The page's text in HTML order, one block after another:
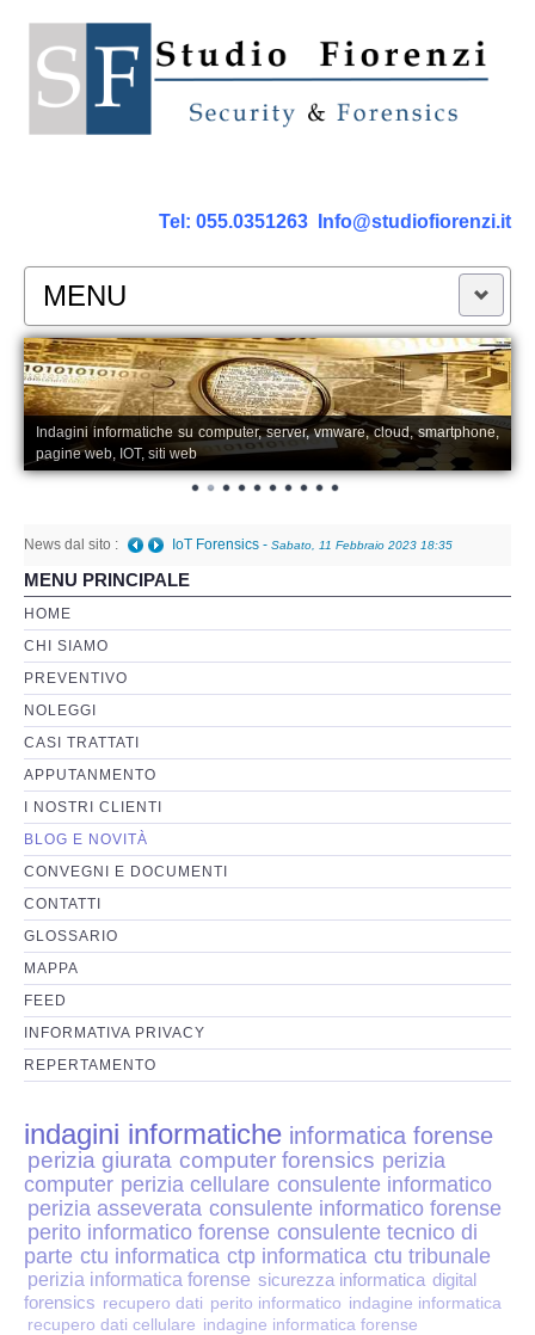
Tel: 055.0351263 Info@studiofiorenzi.it
MENU
PERIZIE
Perizia Computer
Perizia Smartphone Tablet,Cell.
Perizia Rete dati
Perizia Basi di Dati
Perizia Immagini e Video
Perzia su Software/Programmi
Perizia Fonica e Trascrizioni
Perizia su Social Network
Perizia Web Reputation
Perizia Host e Mainframe
Perizia Contratti ICT
Perizia Disp. Elettronici
Perizia Stalking
Perizia Cyber Bullismo
Incarichi CTU e CTP
Perizia Centralini PBX e VOIP
Indagini informatiche su computer, server, vmware, cloud, smartphone,
pagine web, IOT, siti web
News dal sito : Telefono danneggiato posso recuperare i dati anche
a fini giudiziari?
MENU PRINCIPALE
HOME
CHI SIAMO
PREVENTIVO
NOLEGGI
CASI TRATTATI
APPUTANMENTO
I NOSTRI CLIENTI
BLOG E NOVITÀ
CONVEGNI E DOCUMENTI
CONTATTI
GLOSSARIO
MAPPA
FEED
INFORMATIVA PRIVACY
REPERTAMENTO
indagini informatiche informatica forense
perizia giurata computer forensics perizia
computer perizia cellulare consulente informatico
perizia asseverata consulente informatico forense
perito informatico forense consulente tecnico di
parte ctu informatica ctp informatica ctu tribunale
perizia informatica forense sicurezza informatica digital
forensics recupero dati perito informatico indagine informatica
recupero dati cellulare indagine informatica forense